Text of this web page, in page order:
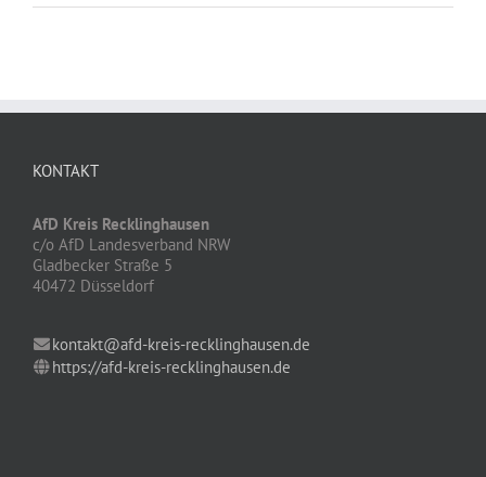
KONTAKT
AfD Kreis Recklinghausen
c/o AfD Landesverband NRW
Gladbecker Straße 5
40472 Düsseldorf
kontakt@afd-kreis-recklinghausen.de
https://afd-kreis-recklinghausen.de